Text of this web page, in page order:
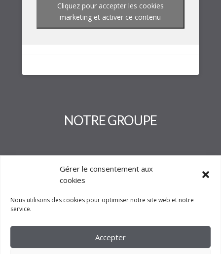
Gérer le consentement aux
cookies
Nous utilisons des cookies pour optimiser notre site web et notre
service.
Accepter
Cliquez pour accepter les cookies
marketing et activer ce contenu
NOTRE GROUPE